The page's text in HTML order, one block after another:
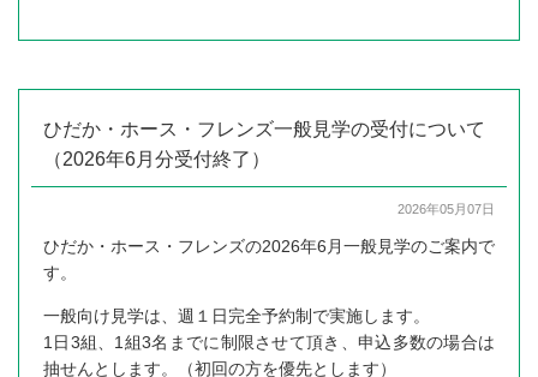
ひだか・ホース・フレンズ一般見学の受付について
（2026年6月分受付終了）
2026年05月07日
ひだか・ホース・フレンズの2026年6月一般見学のご案内で
す。
一般向け見学は、週１日完全予約制で実施します。
1日3組、1組3名までに制限させて頂き、申込多数の場合は
抽せんとします。（初回の方を優先とします）